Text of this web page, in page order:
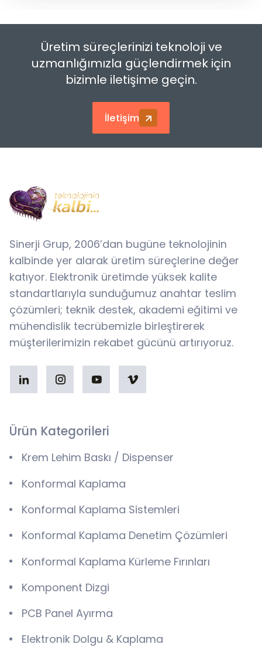
Üretim süreçlerinizi teknoloji ve
uzmanlığımızla güçlendirmek için
bizimle iletişime geçin.
İletişim
Sinerji Grup, 2006’dan bugüne teknolojinin
kalbinde yer alarak üretim süreçlerine değer
katıyor. Elektronik üretimde yüksek kalite
standartlarıyla sunduğumuz anahtar teslim
çözümleri; teknik destek, akademi eğitimi ve
mühendislik tecrübemizle birleştirerek
müşterilerimizin rekabet gücünü artırıyoruz.
Ürün Kategorileri
Krem Lehim Baskı / Dispenser
Konformal Kaplama
Konformal Kaplama Sistemleri
Konformal Kaplama Denetim Çözümleri
Konformal Kaplama Kürleme Fırınları
Komponent Dizgi
PCB Panel Ayırma
Elektronik Dolgu & Kaplama